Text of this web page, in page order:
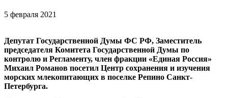
5 февраля 2021
Депутат Государственной Думы ФС РФ, Заместитель
председателя Комитета Государственной Думы по
контролю и Регламенту, член фракции «Единая Россия»
Михаил Романов посетил Центр сохранения и изучения
морских млекопитающих в поселке Репино Санкт-
Петербурга.